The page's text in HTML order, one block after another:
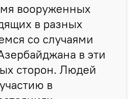
вооруженных
в разных
со случаями
в эти
сторон. Людей
в